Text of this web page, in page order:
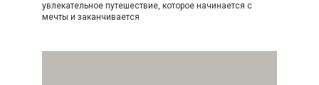
увлекательное путешествие, которое начинается с
мечты и заканчивается